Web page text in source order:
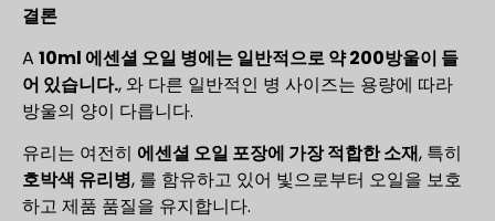
결론
A 10ml 에센셜 오일 병에는 일반적으로 약 200방울이 들
어 있습니다., 와 다른 일반적인 병 사이즈는 용량에 따라
방울의 양이 다릅니다.
유리는 여전히 에센셜 오일 포장에 가장 적합한 소재, 특히
호박색 유리병, 를 함유하고 있어 빛으로부터 오일을 보호
하고 제품 품질을 유지합니다.